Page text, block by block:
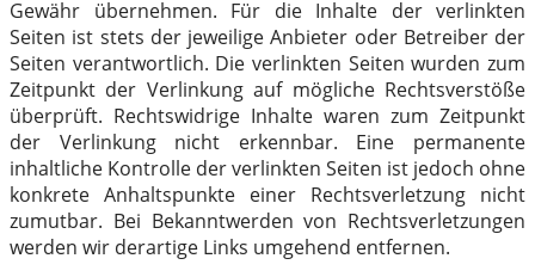
Gewähr übernehmen. Für die Inhalte der verlinkten
Seiten ist stets der jeweilige Anbieter oder Betreiber der
Seiten verantwortlich. Die verlinkten Seiten wurden zum
Zeitpunkt der Verlinkung auf mögliche Rechtsverstöße
überprüft. Rechtswidrige Inhalte waren zum Zeitpunkt
der Verlinkung nicht erkennbar. Eine permanente
inhaltliche Kontrolle der verlinkten Seiten ist jedoch ohne
konkrete Anhaltspunkte einer Rechtsverletzung nicht
zumutbar. Bei Bekanntwerden von Rechtsverletzungen
werden wir derartige Links umgehend entfernen.